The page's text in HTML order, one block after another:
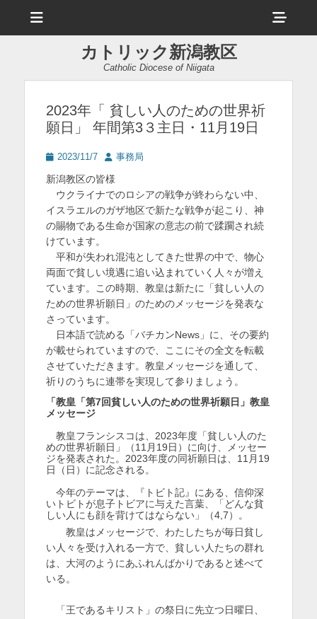
ュ
ヘ
ッ
ー
カトリック新潟教区
Catholic Diocese of Niigata
2023年「 貧しい人のための世界祈
願日」 年間第3３主日・11月19日
投
日
2023/11/7
投
者
事務局
新潟教区の皆様
ウクライナでのロシアの戦争が終わらない中、
イスラエルのガザ地区で新たな戦争が起こり、神
の賜物である生命が国家の意志の前で蹂躙され続
けています。
平和が失われ混沌としてきた世界の中で、物心
両面で貧しい境遇に追い込まれていく人々が増え
ています。この時期、教皇は新たに「貧しい人の
ための世界祈願日」のためのメッセージを発表な
さっています。
日本語で読める「バチカンNews」に、その要約
が載せられていますので、ここにその全文を転載
させていただきます。教皇メッセージを通して、
祈りのうちに連帯を実現して参りましょう。
「教皇「第7回貧しい人のための世界祈願日」教皇
メッセージ
教皇フランシスコは、2023年度「貧しい人のた
めの世界祈願日」（11月19日）に向け、メッセー
ジを発表された。2023年度の同祈願日は、11月19
日（日）に記念される。
今年のテーマは、『トビト記』にある、信仰深
いトビトが息子トビアに与えた言葉、「どんな貧
しい人にも顔を背けてはならない」（4,7）。
教皇はメッセージで、わたしたちが毎日貧し
い人々を受け入れる一方で、貧しい人たちの群れ
は、大河のようにあふれんばかりであると述べて
いる。
「王であるキリスト」の祭日に先立つ日曜日、